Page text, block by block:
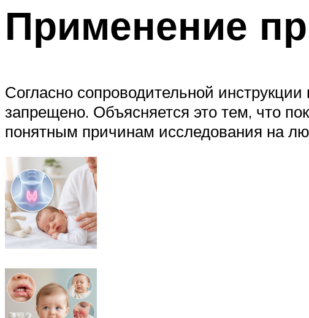
Применение
Согласно сопроводительной
запрещено. Объясняется это тем, что
понятным причинам исследования на